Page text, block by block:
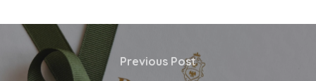
Previous Post